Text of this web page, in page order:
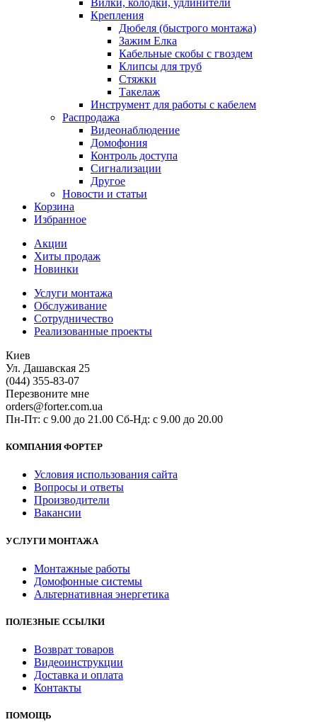
Вилки, колодки, удлинители
Крепления
Дюбеля (быстрого монтажа)
Зажим Елка
Кабельные скобы с гвоздем
Клипсы для труб
Стяжки
Такелаж
Инструмент для работы с кабелем
Распродажа
Видеонаблюдение
Домофония
Контроль доступа
Сигнализации
Другое
Новости и статьи
Корзина
Избранное
Акции
Хиты продаж
Новинки
Услуги монтажа
Обслуживание
Сотрудничество
Реализованные проекты
Киев
Ул. Дашавская 25
(044) 355-83-07
Перезвоните мне
orders@forter.com.ua
Пн-Пт: с 9.00 до 21.00 Сб-Нд: с 9.00 до 20.00
КОМПАНИЯ ФОРТЕР
Условия использования сайта
Вопросы и ответы
Производители
Вакансии
УСЛУГИ МОНТАЖА
Монтажные работы
Домофонные системы
Альтернативная энергетика
ПОЛЕЗНЫЕ ССЫЛКИ
Возврат товаров
Видеоинструкции
Доставка и оплата
Контакты
ПОМОЩЬ